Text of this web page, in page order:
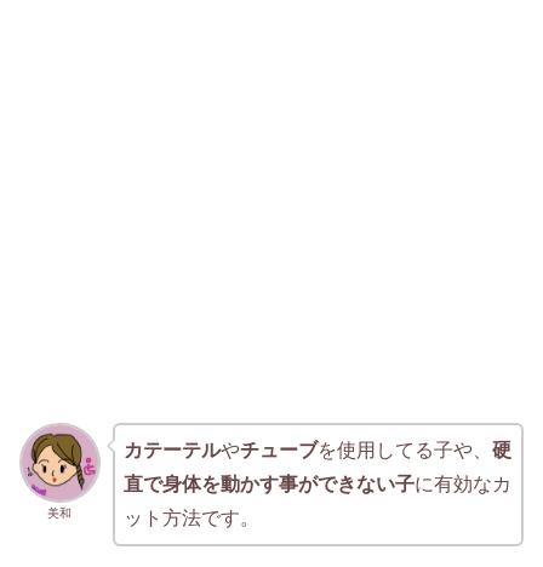
美和
カテーテルやチューブを使用してる子や、 硬
直で身体を動かす事ができない子に有効なカ
ット方法です。